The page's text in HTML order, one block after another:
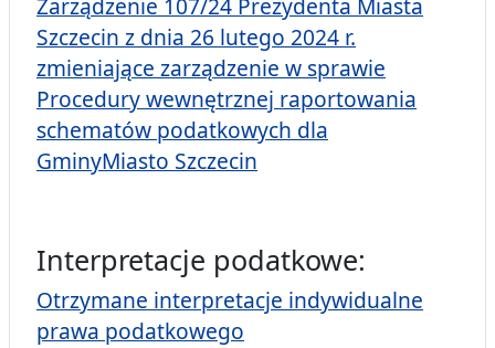
Zarządzenie 107/24 Prezydenta Miasta
Szczecin z dnia 26 lutego 2024 r.
zmieniające zarządzenie w sprawie
Procedury wewnętrznej raportowania
schematów podatkowych dla
GminyMiasto Szczecin
Interpretacje podatkowe:
Otrzymane interpretacje indywidualne
prawa podatkowego